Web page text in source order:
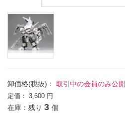
卸価格(税抜)： 取引中の会員のみ公開
定価： 3,600 円
在庫：残り 3 個